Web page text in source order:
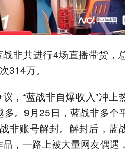
非共进行4场直播带货，
314万。
，“蓝战非自爆收入”冲上
。9月25日，蓝战非多个
非账号解封。解封后，蓝
，一路上被大量网友偶遇